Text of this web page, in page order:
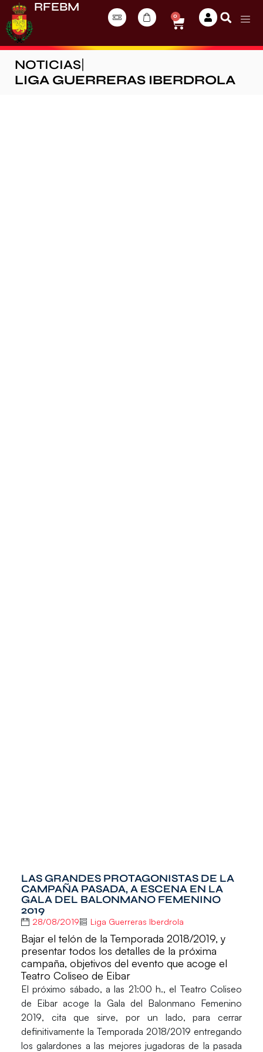
RFEBM
0
NOTICIAS
LIGA GUERRERAS IBERDROLA
LAS GRANDES PROTAGONISTAS DE LA
CAMPAÑA PASADA, A ESCENA EN LA
GALA DEL BALONMANO FEMENINO
2019
28/08/2019 Liga Guerreras Iberdrola
Bajar el telón de la Temporada 2018/2019, y
presentar todos los detalles de la próxima
campaña, objetivos del evento que acoge el
Teatro Coliseo de Eibar
El próximo sábado, a las 21:00 h., el Teatro Coliseo
de Eibar acoge la Gala del Balonmano Femenino
2019, cita que sirve, por un lado, para cerrar
definitivamente la Temporada 2018/2019 entregando
los galardones a las mejores jugadoras de la pasada